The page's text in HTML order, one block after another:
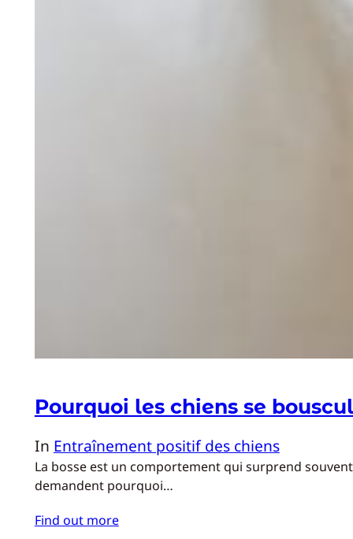
Pourquoi les chiens se
In Entraînement positif des chiens
La bosse est un comportement qui surprend
demandent pourquoi…
Find out more